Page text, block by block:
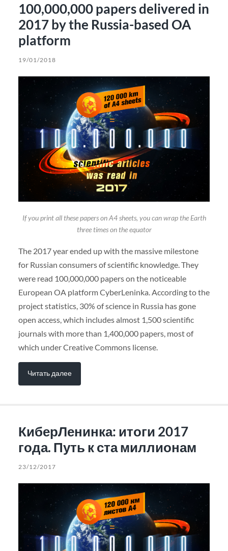
100,000,000 papers delivered in
2017 by the Russia-based OA
platform
19/01/2018
If you print all these papers on A4 sheets, you can wrap the Earth
three times on the equator
The 2017 year ended up with the massive milestone
for Russian consumers of scientific knowledge. They
were read 100,000,000 papers on the noticeable
European OA platform CyberLeninka. According to the
project statistics, 30% of science in Russia has gone
open access, which includes almost 1,500 scientific
journals with more than 1,400,000 papers, most of
which under Creative Commons license.
Читать далее
КиберЛенинка: итоги 2017
года. Путь к ста миллионам
23/12/2017